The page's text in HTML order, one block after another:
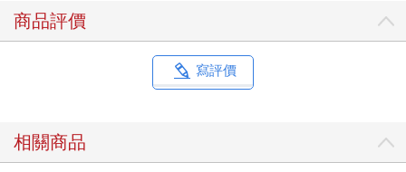
商品評價
寫評價
相關商品